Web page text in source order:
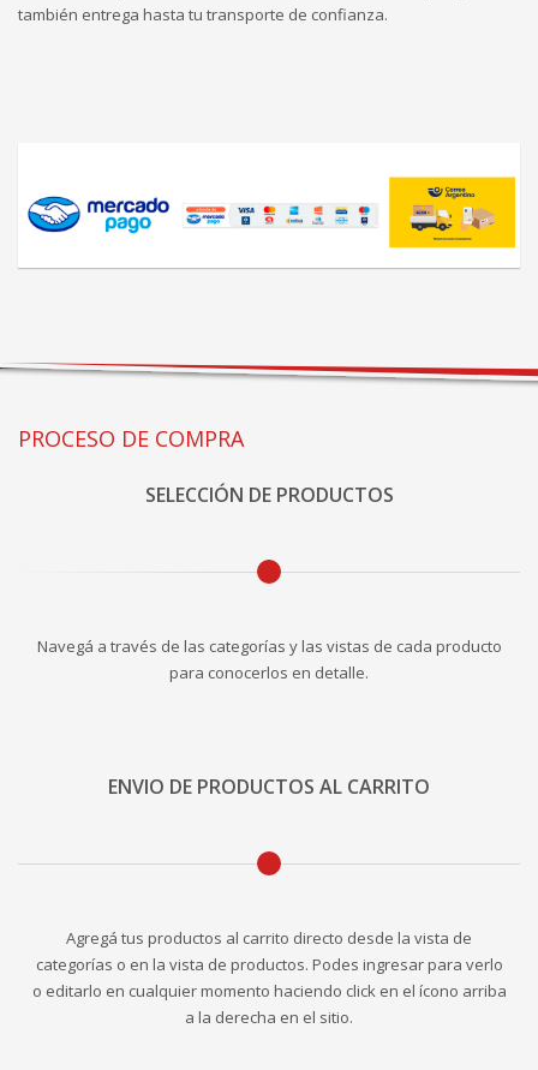
también entrega hasta tu transporte de confianza.
PROCESO DE COMPRA
SELECCIÓN DE PRODUCTOS
Navegá a través de las categorías y las vistas de cada producto
para conocerlos en detalle.
ENVIO DE PRODUCTOS AL CARRITO
Agregá tus productos al carrito directo desde la vista de
categorías o en la vista de productos. Podes ingresar para verlo
o editarlo en cualquier momento haciendo click en el ícono arriba
a la derecha en el sitio.